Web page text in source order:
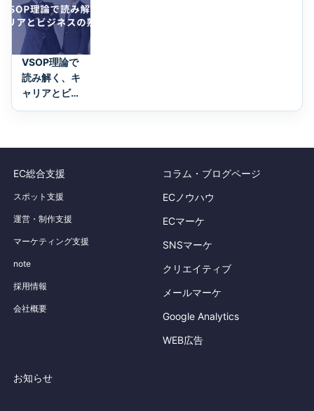
VSOP理論で
読み解く、キ
ャリアとビジ
ネスの“熟成
EC総合支援
スポット支援
運営・制作支援
マーケティング支援
note
採用情報
会社概要
コラム・ブログページ
ECノウハウ
ECマーケ
SNSマーケ
クリエイティブ
メールマーケ
Google Analytics
WEB広告
お知らせ